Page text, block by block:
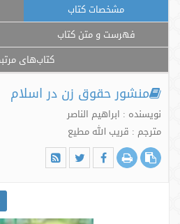
مشخصات کتاب
فهرست و متن کتاب
کتاب‌های
منشور حقوق زن در اسلام
نویسنده : ابراهیم الناصر
مترجم : قریب الله مطیع